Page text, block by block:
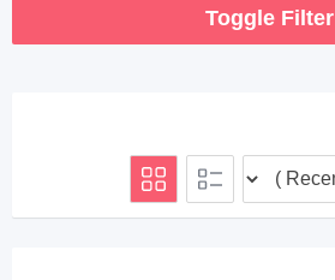
Toggle Filter